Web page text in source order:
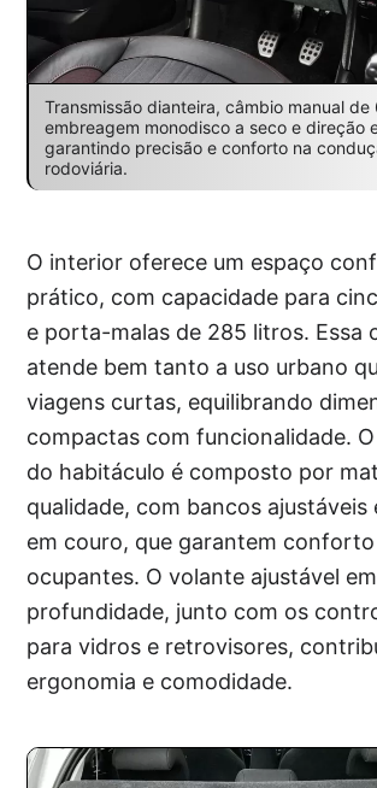
Transmissão dianteira, câmbio manual de
embreagem monodisco a seco e direção
garantindo precisão e conforto na
rodoviária.
O interior oferece um espaço
prático, com capacidade para
e porta-malas de 285 litros. Essa
atende bem tanto a uso urbano
viagens curtas, equilibrando
compactas com funcionalidade.
do habitáculo é composto por
qualidade, com bancos ajustáveis
em couro, que garantem
ocupantes. O volante ajustável
profundidade, junto com os
para vidros e retrovisores,
ergonomia e comodidade.